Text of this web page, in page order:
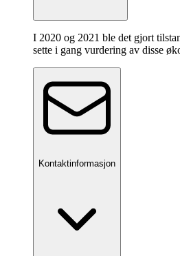
I 2020 og 2021 ble det gjort
sette i gang vurdering av disse
Kontaktinformasjon